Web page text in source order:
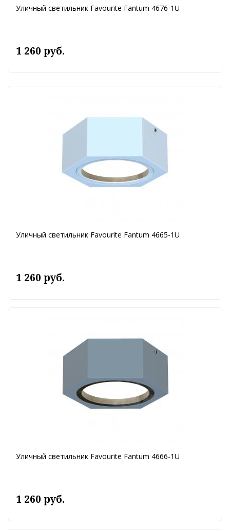
Уличный светильник Favourite Fantum 4676-1U
1 260 руб.
Уличный светильник Favourite Fantum 4665-1U
1 260 руб.
Уличный светильник Favourite Fantum 4666-1U
1 260 руб.